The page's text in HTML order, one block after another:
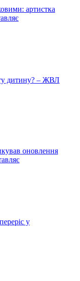
артистка
дитину? – ЖВЛ
оновлення
у